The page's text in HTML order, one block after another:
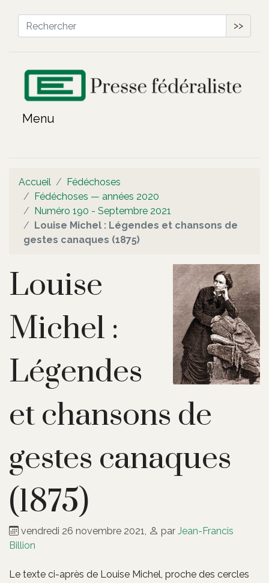
>>
Accueil
Fédéchoses
Fédéchoses — années 2020
Numéro 190 - Septembre 2021
Louise Michel : Légendes et chansons de
gestes canaques (1875)
Louise
Michel :
Légendes
et chansons de
gestes canaques
(1875)
vendredi 26 novembre 2021 par Jean-Francis
Billion
Le texte ci-après de Louise Michel, proche des cercles